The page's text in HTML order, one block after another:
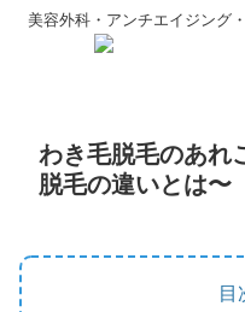
美容外科・アンチエイジング
わき毛脱毛のあれ
脱毛の違いとは〜
目